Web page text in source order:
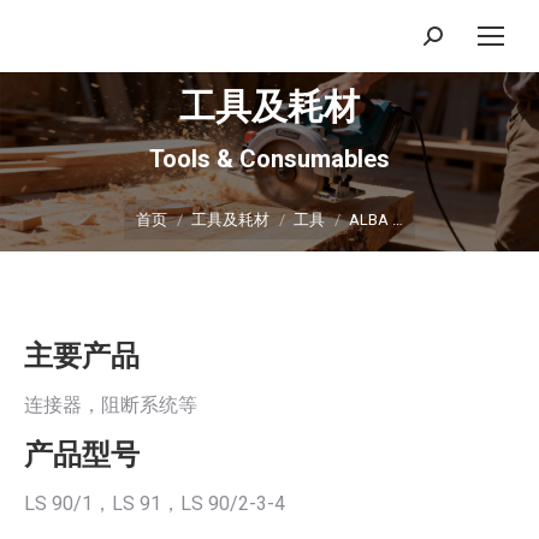
搜
索：
工具及耗材
Tools & Consumables
你在这里：
首页 工具及耗材 工具 ALBA …
主要产品
连接器，阻断系统等
产品型号
LS 90/1，LS 91，LS 90/2-3-4